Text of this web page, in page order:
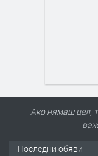
Ако нямаш цел,
Последни обяви